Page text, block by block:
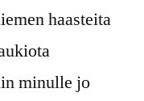
haasteita
minulle jo